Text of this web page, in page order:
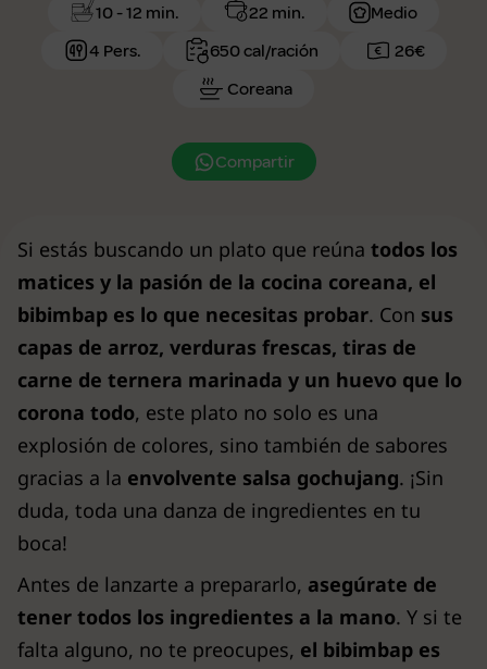
10 - 12 min. 22 min.
Medio
4 Pers.
650 cal/ración
26€
Coreana
Compartir
Si estás buscando un plato que reúna todos los
matices y la pasión de la cocina coreana, el
bibimbap es lo que necesitas probar. Con sus
capas de arroz, verduras frescas, tiras de
carne de ternera marinada y un huevo que lo
corona todo, este plato no solo es una
explosión de colores, sino también de sabores
gracias a la envolvente salsa gochujang. ¡Sin
duda, toda una danza de ingredientes en tu
boca!
Antes de lanzarte a prepararlo, asegúrate de
tener todos los ingredientes a la mano. Y si te
falta alguno, no te preocupes, el bibimbap es